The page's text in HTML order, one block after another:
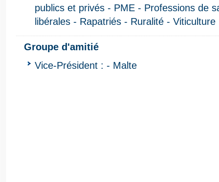
publics et privés - PME - Professions de
libérales - Rapatriés - Ruralité - Viticulture
Groupe d'amitié
Vice-Président : - Malte